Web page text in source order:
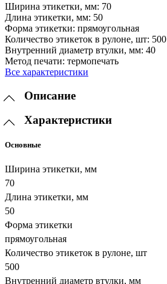
Ширина этикетки, мм: 70
Длина этикетки, мм: 50
Форма этикетки: прямоугольная
Количество этикеток в рулоне, шт: 500
Внутренний диаметр втулки, мм: 40
Метод печати: термопечать
Все характеристики
Описание
Характеристики
Основные
Ширина этикетки, мм
70
Длина этикетки, мм
50
Форма этикетки
прямоугольная
Количество этикеток в рулоне, шт
500
Внутренний диаметр втулки, мм